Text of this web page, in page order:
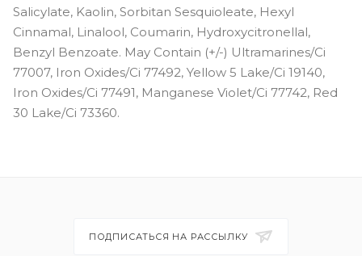
Salicylate, Kaolin, Sorbitan Sesquioleate, Hexyl
Cinnamal, Linalool, Coumarin, Hydroxycitronellal,
Benzyl Benzoate. May Contain (+/-) Ultramarines/Ci
77007, Iron Oxides/Ci 77492, Yellow 5 Lake/Ci 19140,
Iron Oxides/Ci 77491, Manganese Violet/Ci 77742, Red
30 Lake/Ci 73360.
ПОДПИСАТЬСЯ НА РАССЫЛКУ